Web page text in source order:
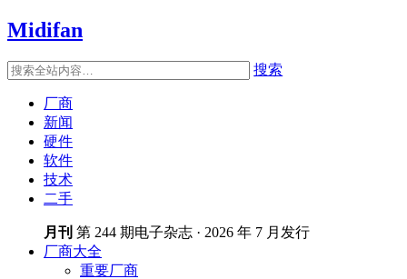
Midifan
搜索
厂商
新闻
硬件
软件
技术
二手
月刊 第 244 期电子杂志 · 2026 年 7 月发行
厂商大全
重要厂商